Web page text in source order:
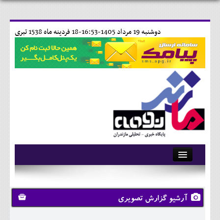
18 فردينه ماه 1538 تبری دوشنبه 19 مرداد 1405-16:53-
آرشیو
تماس با ما
وبلاگ
آرشیو گزارش تصویری